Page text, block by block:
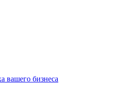
вашего бизнеса